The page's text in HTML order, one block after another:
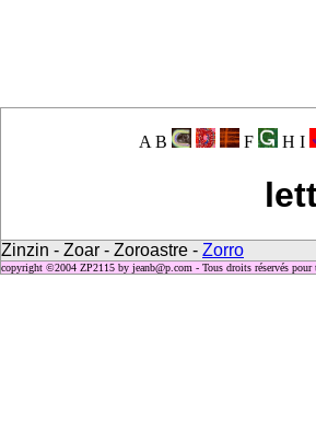
A B F H I
Zinzin - Zoar - Zoroastre - Zorro
copyright ©2004 ZP2115 by jeanb@p.com - Tous droits réservés pour